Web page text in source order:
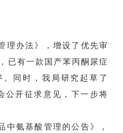
理办法》，增设了优先审
已有一款国产苯丙酮尿症
同时，我局研究起草了
公开征求意见，下一步将
中氨基酸管理的公告》，